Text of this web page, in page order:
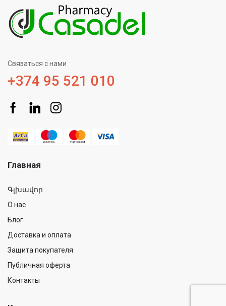
Связаться с нами
+374 95 521 010
Главная
Գլխավոր
О нас
Блог
Доставка и оплата
Защита покупателя
Публичная оферта
Контакты